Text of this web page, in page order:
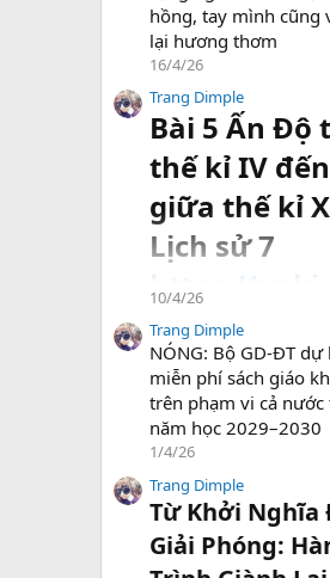
hồng, tay mình cũng
lại hương thơm
16/4/26
Trang Dimple
Bài 5 Ấn Độ
thế kỉ IV đến
giữa thế kỉ
Lịch sử 7
https://
uc.com/
/bai-...-giua-
ki-xix-lich-
7.94040/
202177
10/4/26
Trang Dimple
NÓNG: Bộ GD-ĐT dự
miễn phí sách giáo
trên phạm vi cả nước
năm học 2029–2030
1/4/26
Trang Dimple
Từ Khởi Nghĩa
Giải Phóng: